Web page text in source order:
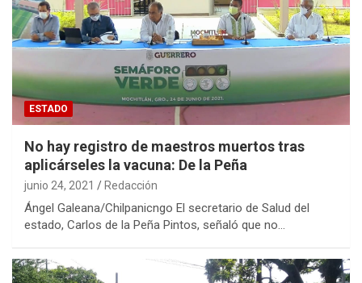
ESTADO
No hay registro de maestros muertos tras
aplicárseles la vacuna: De la Peña
junio 24, 2021 Redacción
Ángel Galeana/Chilpanicngo El secretario de Salud del
estado, Carlos de la Peña Pintos, señaló que no…